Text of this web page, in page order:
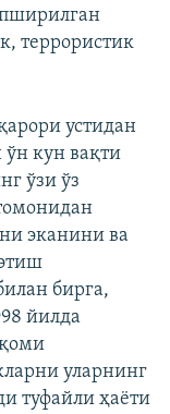
террористик
устидан
кун вақти
ўзи ўз
эканини ва
бирга,
йилда
уларнинг
туфайли ҳаёти